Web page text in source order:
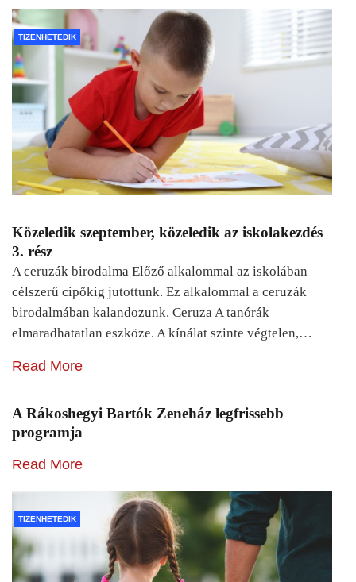
TIZENHETEDIK
Közeledik szeptember, közeledik az iskolakezdés
3. rész
A ceruzák birodalma Előző alkalommal az iskolában
célszerű cipőkig jutottunk. Ez alkalommal a ceruzák
birodalmában kalandozunk. Ceruza A tanórák
elmaradhatatlan eszköze. A kínálat szinte végtelen,…
Read More
A Rákoshegyi Bartók Zeneház legfrissebb
programja
Read More
TIZENHETEDIK